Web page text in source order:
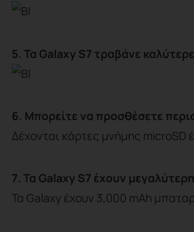
5. Τα Galaxy S7 τραβάνε
6. Μπορείτε να προσθέσετε
Δέχονται κάρτες μνήμης microSD
7. Τα Galaxy S7 έχουν
Τα Galaxy έχουν 3,000 mAh